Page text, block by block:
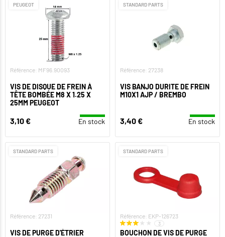
PEUGEOT
Référence: MF96.90093
VIS DE DISQUE DE FREIN À
TÊTE BOMBÉE M8 X 1.25 X
25MM PEUGEOT
3,10 € En stock
STANDARD PARTS
Référence: 27238
VIS BANJO DURITE DE FREIN
M10X1 AJP / BREMBO
3,40 € En stock
STANDARD PARTS
Référence: 27231
VIS DE PURGE D'ÉTRIER
STANDARD PARTS
Référence: EKP-126723
3
BOUCHON DE VIS DE PURGE